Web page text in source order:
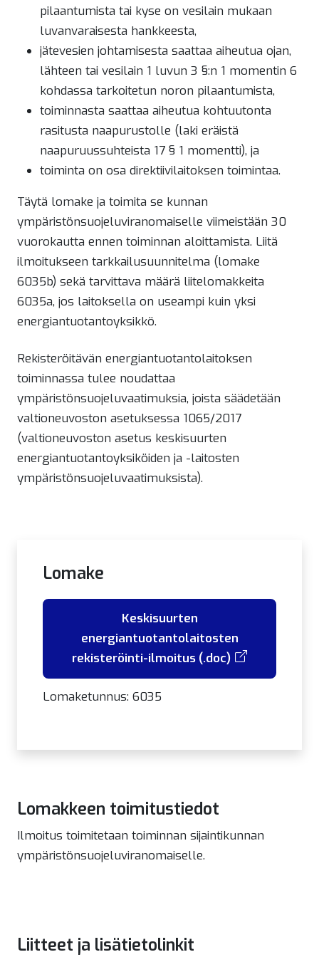
pilaantumista tai kyse on vesilain mukaan
luvanvaraisesta hankkeesta,
jätevesien johtamisesta saattaa aiheutua ojan,
lähteen tai vesilain 1 luvun 3 §:n 1 momentin 6
kohdassa tarkoitetun noron pilaantumista,
toiminnasta saattaa aiheutua kohtuutonta
rasitusta naapurustolle (laki eräistä
naapuruussuhteista 17 § 1 momentti), ja
toiminta on osa direktiivilaitoksen toimintaa.
Täytä lomake ja toimita se kunnan
ympäristönsuojeluviranomaiselle viimeistään 30
vuorokautta ennen toiminnan aloittamista. Liitä
ilmoitukseen tarkkailusuunnitelma (lomake
6035b) sekä tarvittava määrä liitelomakkeita
6035a, jos laitoksella on useampi kuin yksi
energiantuotantoyksikkö.
Rekisteröitävän energiantuotantolaitoksen
toiminnassa tulee noudattaa
ympäristönsuojeluvaatimuksia, joista säädetään
valtioneuvoston asetuksessa 1065/2017
(valtioneuvoston asetus keskisuurten
energiantuotantoyksiköiden ja -laitosten
ympäristönsuojeluvaatimuksista).
Lomake
Keskisuurten
energiantuotantolaitosten
rekisteröinti-ilmoitus (.doc)
Lomaketunnus: 6035
Lomakkeen toimitustiedot
Ilmoitus toimitetaan toiminnan sijaintikunnan
ympäristönsuojeluviranomaiselle.
Liitteet ja lisätietolinkit